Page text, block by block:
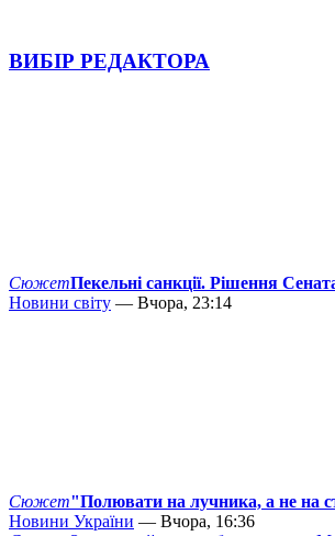
ВИБІР РЕДАКТОРА
СюжетПекельні санкції. Рішення
Новини світу — Вчора, 23:14
Сюжет"Полювати на лучника, а не на
Новини України — Вчора, 16:36